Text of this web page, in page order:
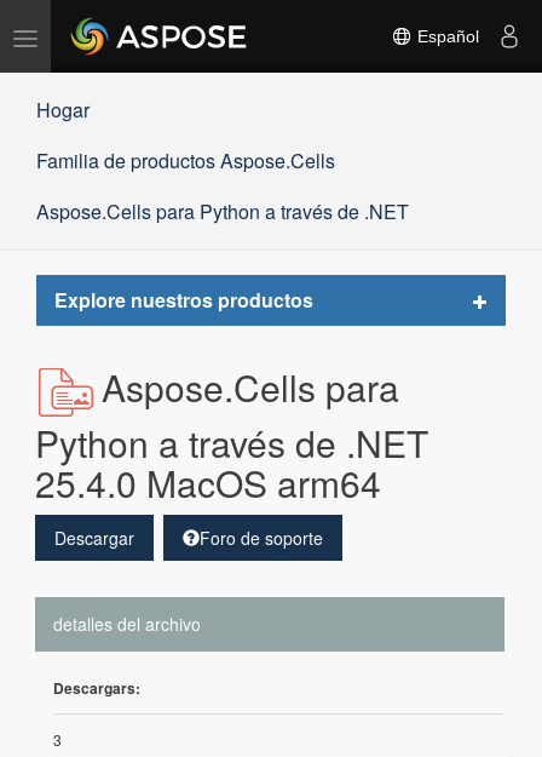
Alternar
navegación
Español
Hogar
Familia de productos Aspose.Cells
Aspose.Cells para Python a través de .NET
Explore nuestros productos
Toggle
Aspose.Cells para
Python a través de .NET
25.4.0 MacOS arm64
Descargar Foro de soporte
detalles del archivo
Descargars:
3